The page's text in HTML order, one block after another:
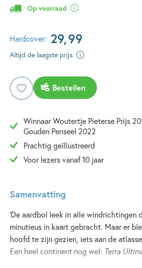
Op voorraad
Hardcover: 29,99
Altijd de laagste prijs
Bestellen
Winnaar Woutertje Pieterse Prijs
Gouden Penseel 2022
Prachtig geïllustreerd
Voor lezers vanaf 10 jaar
Samenvatting
'De aardbol leek in alle windrichtingen
minutieus in kaart gebracht. Maar er
hoofd te zijn gezien, iets aan de
Een heel continent nog wel: Terra